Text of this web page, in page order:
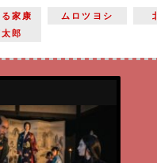
家康 ムロツヨシ
郎